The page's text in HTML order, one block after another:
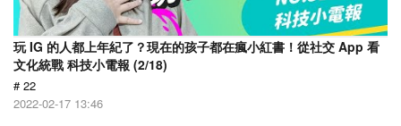
玩 IG 的人都上年紀了？現在的孩子都在瘋小紅書！從社交 App 看
文化統戰 科技小電報 (2/18)
# 22
2022-02-17 13:46